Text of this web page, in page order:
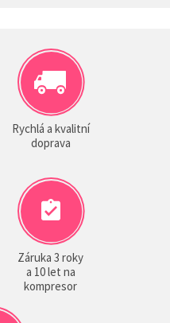
Rychlá a kvalitní
doprava
Záruka 3 roky
a 10 let na
kompresor